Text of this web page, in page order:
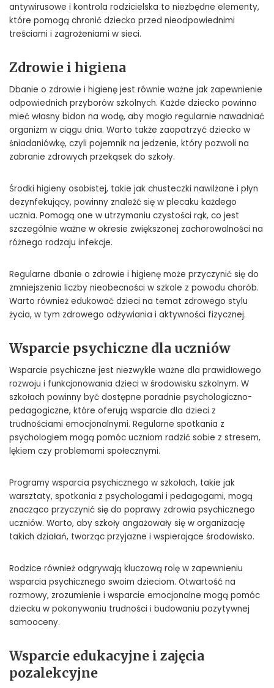
antywirusowe i kontrola rodzicielska to niezbędne elementy,
które pomogą chronić dziecko przed nieodpowiednimi
treściami i zagrożeniami w sieci.
Zdrowie i higiena
Dbanie o zdrowie i higienę jest równie ważne jak zapewnienie
odpowiednich przyborów szkolnych. Każde dziecko powinno
mieć własny bidon na wodę, aby mogło regularnie nawadniać
organizm w ciągu dnia. Warto także zaopatrzyć dziecko w
śniadaniówkę, czyli pojemnik na jedzenie, który pozwoli na
zabranie zdrowych przekąsek do szkoły.
Środki higieny osobistej, takie jak chusteczki nawilżane i płyn
dezynfekujący, powinny znaleźć się w plecaku każdego
ucznia. Pomogą one w utrzymaniu czystości rąk, co jest
szczególnie ważne w okresie zwiększonej zachorowalności na
różnego rodzaju infekcje.
Regularne dbanie o zdrowie i higienę może przyczynić się do
zmniejszenia liczby nieobecności w szkole z powodu chorób.
Warto również edukować dzieci na temat zdrowego stylu
życia, w tym zdrowego odżywiania i aktywności fizycznej.
Wsparcie psychiczne dla uczniów
Wsparcie psychiczne jest niezwykle ważne dla prawidłowego
rozwoju i funkcjonowania dzieci w środowisku szkolnym. W
szkołach powinny być dostępne poradnie psychologiczno-
pedagogiczne, które oferują wsparcie dla dzieci z
trudnościami emocjonalnymi. Regularne spotkania z
psychologiem mogą pomóc uczniom radzić sobie z stresem,
lękiem czy problemami społecznymi.
Programy wsparcia psychicznego w szkołach, takie jak
warsztaty, spotkania z psychologami i pedagogami, mogą
znacząco przyczynić się do poprawy zdrowia psychicznego
uczniów. Warto, aby szkoły angażowały się w organizację
takich działań, tworząc przyjazne i wspierające środowisko.
Rodzice również odgrywają kluczową rolę w zapewnieniu
wsparcia psychicznego swoim dzieciom. Otwartość na
rozmowy, zrozumienie i wsparcie emocjonalne mogą pomóc
dziecku w pokonywaniu trudności i budowaniu pozytywnej
samooceny.
Wsparcie edukacyjne i zajęcia
pozalekcyjne